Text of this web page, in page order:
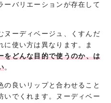
ーバリエーションが存在して
ヌーディベージュ、くすんだ
使い方は異なります。ま
をどんな目的で使うのか、は
。
良いリップと合わせること
いでくれます。ヌーディベー